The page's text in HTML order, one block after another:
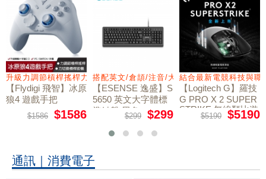
墊
升級力調節槓桿搖桿力切換扳機
【Flydigi 飛智】冰原
狼4 遊戲手把
$1586 $1586
搭配英文/倉頡/注音/大易
【ESENSE 逸盛】S
5650 英文大字體標
準鍵盤 黑色
$299 $299
結合最新電競科技與
【Logitech G】羅技
G PRO X 2 SUPER
STRIKE 無線類比遊
戲滑鼠$5190 $5190
通訊｜消費電子